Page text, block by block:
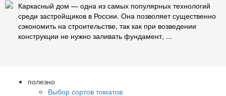
Каркасный дом — одна из самых популярных технологий
среди застройщиков в России. Она позволяет существенно
сэкономить на строительстве, так как при возведении
конструкции не нужно заливать фундамент, ...
полезно
Выбор сортов томатов